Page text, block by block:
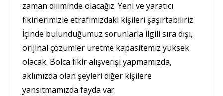
zaman diliminde olacağız. Yeni ve yaratıcı
fikirlerimizle etrafımızdaki kişileri şaşırtabiliriz.
İçinde bulunduğumuz sorunlarla ilgili sıra dışı,
orijinal çözümler üretme kapasitemiz yüksek
olacak. Bolca fikir alışverişi yapmamızda,
aklımızda olan şeyleri diğer kişilere
yansıtmamızda fayda var.